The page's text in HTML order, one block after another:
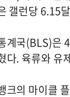
갤런당 6.15
계국(BLS)은
다. 육류와 유
크의 마이클